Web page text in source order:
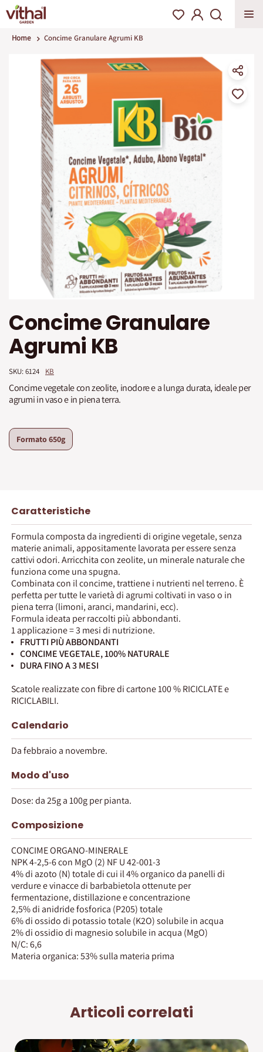
Home Concime Granulare Agrumi KB
immagini
all'inizio
della
galleria
di
Concime Granulare
Agrumi KB
SKU: 6124 KB
Concime vegetale con zeolite, inodore e a lunga durata, ideale per
agrumi in vaso e in piena terra.
Formato650g
Caratteristiche
Formula composta da ingredienti di origine vegetale, senza
materie animali, appositamente lavorata per essere senza
cattivi odori. Arricchita con zeolite, un minerale naturale che
funziona come una spugna.
Combinata con il concime, trattiene i nutrienti nel terreno. È
perfetta per tutte le varietà di agrumi coltivati in vaso o in
piena terra (limoni, aranci, mandarini, ecc).
Formula ideata per raccolti più abbondanti.
1 applicazione = 3 mesi di nutrizione.
FRUTTI PIÙ ABBONDANTI
CONCIME VEGETALE, 100% NATURALE
DURA FINO A 3 MESI
Scatole realizzate con fibre di cartone 100 % RICICLATE e
RICICLABILI.
Calendario
Da febbraio a novembre.
Modo d'uso
Dose: da 25g a 100g per pianta.
Composizione
CONCIME ORGANO-MINERALE
NPK 4-2,5-6 con MgO (2) NF U 42-001-3
4% di azoto (N) totale di cui il 4% organico da panelli di
verdure e vinacce di barbabietola ottenute per
fermentazione, distillazione e concentrazione
2,5% di anidride fosforica (P205) totale
6% di ossido di potassio totale (K2O) solubile in acqua
2% di ossidio di magnesio solubile in acqua (MgO)
N/C: 6,6
Materia organica: 53% sulla materia prima
Articoli correlati